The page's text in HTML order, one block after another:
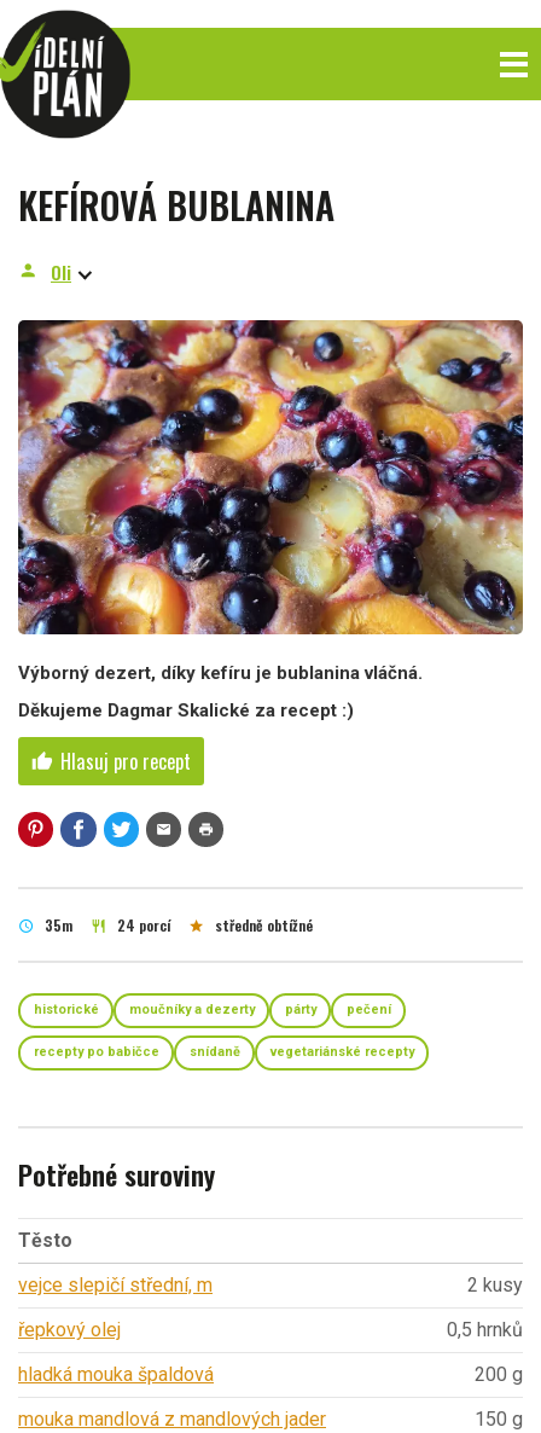
KEFÍROVÁ BUBLANINA
person Oli
Výborný dezert, díky kefíru je bublanina vláčná.
Děkujeme Dagmar Skalické za recept :)
thumb_up Hlasuj pro recept
mail print
schedule 35m restaurant 24 porcí star středně obtížné
historické moučníky a dezerty párty pečení
recepty po babičce snídaně vegetariánské recepty
Potřebné suroviny
Těsto
vejce slepičí střední, m
2 kusy
řepkový olej
0,5 hrnků
hladká mouka špaldová
200 g
mouka mandlová z mandlových jader
150 g